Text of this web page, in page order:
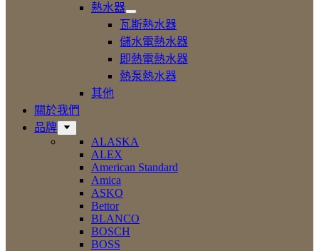
備
熱水器
展
開
熱
水
器
瓦斯熱水器
儲水電熱水器
即熱電熱水器
熱泵熱水器
其他
關於我們
品牌
ALASKA
ALEX
American Standard
Amica
ASKO
Bettor
BLANCO
BOSCH
BOSS